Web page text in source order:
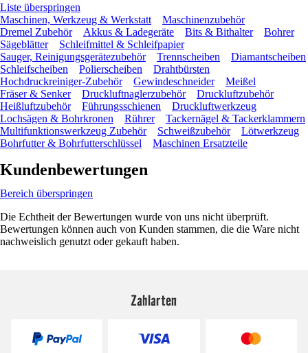
Liste überspringen
Maschinen, Werkzeug & Werkstatt
Maschinenzubehör
Dremel Zubehör
Akkus & Ladegeräte Bits & Bithalter
Bohrer
Sägeblätter
Schleifmittel & Schleifpapier
Sauger, Reinigungsgerätezubehör
Trennscheiben
Diamantscheiben
Schleifscheiben
Polierscheiben
Drahtbürsten
Hochdruckreiniger-Zubehör
Gewindeschneider
Meißel
Fräser & Senker
Druckluftnaglerzubehör
Druckluftzubehör
Heißluftzubehör
Führungsschienen
Druckluftwerkzeug
Lochsägen & Bohrkronen
Rührer
Tackernägel & Tackerklammern
Multifunktionswerkzeug Zubehör
Schweißzubehör
Lötwerkzeug
Bohrfutter & Bohrfutterschlüssel
Maschinen Ersatzteile
Kundenbewertungen
Bereich überspringen
Die Echtheit der Bewertungen wurde von uns nicht überprüft.
Bewertungen können auch von Kunden stammen, die die Ware nicht
nachweislich genutzt oder gekauft haben.
Zahlarten